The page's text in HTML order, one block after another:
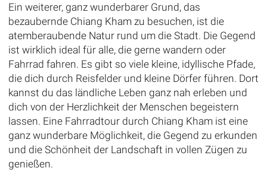
Ein weiterer, ganz wunderbarer Grund, das
bezaubernde Chiang Kham zu besuchen, ist die
atemberaubende Natur rund um die Stadt. Die Gegend
ist wirklich ideal für alle, die gerne wandern oder
Fahrrad fahren. Es gibt so viele kleine, idyllische Pfade,
die dich durch Reisfelder und kleine Dörfer führen. Dort
kannst du das ländliche Leben ganz nah erleben und
dich von der Herzlichkeit der Menschen begeistern
lassen. Eine Fahrradtour durch Chiang Kham ist eine
ganz wunderbare Möglichkeit, die Gegend zu erkunden
und die Schönheit der Landschaft in vollen Zügen zu
genießen.